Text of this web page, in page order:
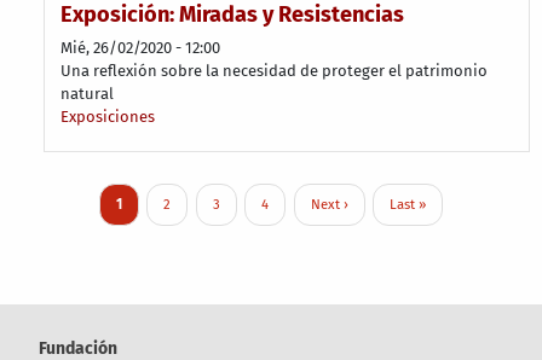
Exposición: Miradas y Resistencias
Mié, 26/02/2020 - 12:00
Una reflexión sobre la necesidad de proteger el patrimonio
natural
Exposiciones
PaginaciónPágina actual
1 Page
2 Page
3 Page
4 Siguiente página
Next › Última página
Last »
Fundación